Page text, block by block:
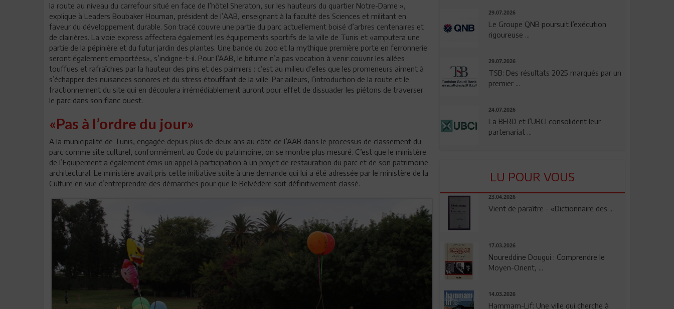
la route au niveau du carrefour situé en face de l’hôtel Sheraton, sur les hauteurs du quartier Notre-Dame »,
explique à Leaders Boubaker Houman, président de l’AAB, enseignant à la faculté des Sciences et militant en
faveur du développement durable. Son tracé couvre une partie du parc actuellement boisé d’arbres centenaires et
de clairières. La voie express affectera également les équipements sportifs de la ville de Tunis et «amputera une
partie de la pépinière et du futur jardin des plantes. Une bande du zoo et la mythique première porte en ferronnerie
seront également emportées», s’indigne-t-il. Pour l’AAB, le bitume n’a pas vocation à venir couvrir les allées
touffues et rafraîchies par la hauteur des pins et des palmiers : c’est au milieu d’elles que les promeneurs aiment à
s’échapper des nuisances sonores et du stress étouffant de la ville. Par ailleurs, l’introduction de la route et le
fractionnement du site qui en découlera irrémédiablement auront pour effet de dissuader les piétons de traverser
le parc dans son flanc ouest.
«Pas à l’ordre du jour»
A la municipalité de Tunis, engagée depuis plus de deux ans au côté de l’AAB dans le processus de classement du
parc comme site culturel, conformément au Code du patrimoine, on se montre plus mesuré. C’est que le ministère
de l’Equipement a également émis un appel à participation à un projet de restauration du parc et de son patrimoine
architectural. Le ministère avait pris cette initiative suite à une demande qui lui a été adressée par le ministère de la
Culture en vue d’entreprendre des démarches pour que le Belvédère soit définitivement classé.
29.07.2026
Le Groupe QNB poursuit l’exécution
rigoureuse ...
29.07.2026
TSB: Des résultats 2025 marqués par un
premier ...
24.07.2026
La BERD et l’UBCI consolident leur
partenariat ...
LU POUR VOUS
23.04.2026
Vient de paraître - «Dictionnaire des ...
17.03.2026
Noureddine Dougui : Comprendre le
Moyen-Orient, ...
14.03.2026
Hammam-Lif: Une ville qui cherche à